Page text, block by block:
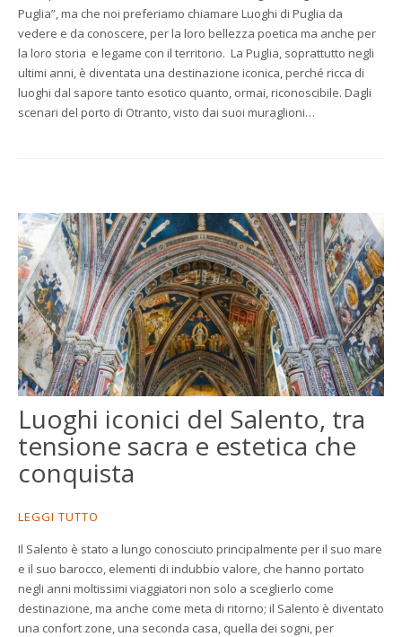
Puglia”, ma che noi preferiamo chiamare Luoghi di Puglia da
vedere e da conoscere, per la loro bellezza poetica ma anche per
la loro storia e legame con il territorio. La Puglia, soprattutto negli
ultimi anni, è diventata una destinazione iconica, perché ricca di
luoghi dal sapore tanto esotico quanto, ormai, riconoscibile. Dagli
scenari del porto di Otranto, visto dai suoi muraglioni…
Luoghi iconici del Salento, tra
tensione sacra e estetica che
conquista
LEGGI TUTTO
Il Salento è stato a lungo conosciuto principalmente per il suo mare
e il suo barocco, elementi di indubbio valore, che hanno portato
negli anni moltissimi viaggiatori non solo a sceglierlo come
destinazione, ma anche come meta di ritorno; il Salento è diventato
una confort zone, una seconda casa, quella dei sogni, per